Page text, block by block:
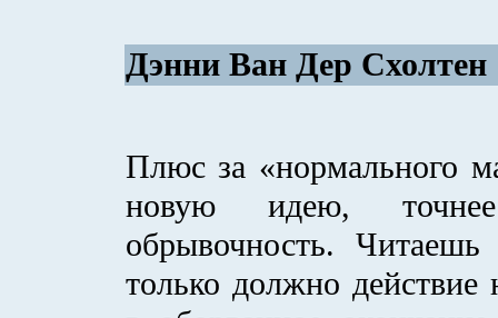
Дэнни Ван Дер Схолтен
Плюс за «нормального
новую идею,
обрывочность.
только должно действие